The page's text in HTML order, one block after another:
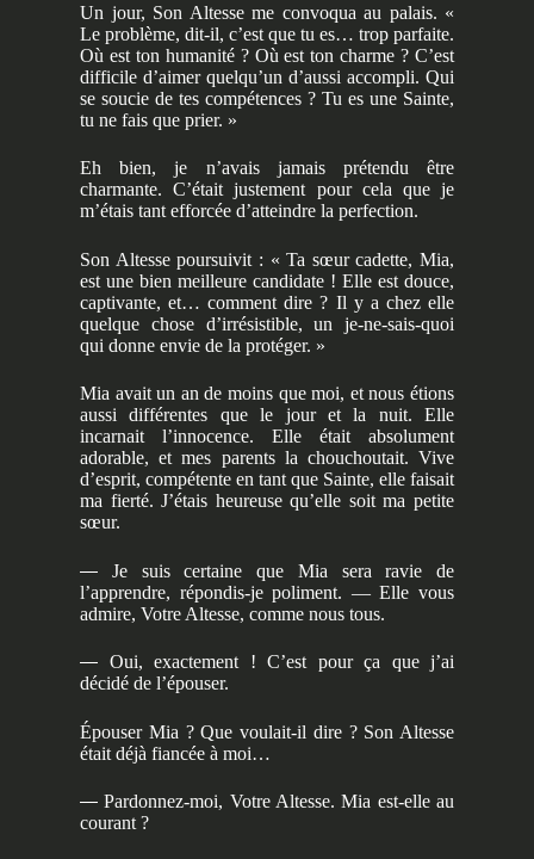
Un jour, Son Altesse me convoqua au palais. «
Le problème, dit-il, c’est que tu es… trop parfaite.
Où est ton humanité ? Où est ton charme ? C’est
difficile d’aimer quelqu’un d’aussi accompli. Qui
se soucie de tes compétences ? Tu es une Sainte,
tu ne fais que prier. »
Eh bien, je n’avais jamais prétendu être
charmante. C’était justement pour cela que je
m’étais tant efforcée d’atteindre la perfection.
Son Altesse poursuivit : « Ta sœur cadette, Mia,
est une bien meilleure candidate ! Elle est douce,
captivante, et… comment dire ? Il y a chez elle
quelque chose d’irrésistible, un je-ne-sais-quoi
qui donne envie de la protéger. »
Mia avait un an de moins que moi, et nous étions
aussi différentes que le jour et la nuit. Elle
incarnait l’innocence. Elle était absolument
adorable, et mes parents la chouchoutait. Vive
d’esprit, compétente en tant que Sainte, elle faisait
ma fierté. J’étais heureuse qu’elle soit ma petite
sœur.
— Je suis certaine que Mia sera ravie de
l’apprendre, répondis-je poliment. — Elle vous
admire, Votre Altesse, comme nous tous.
— Oui, exactement ! C’est pour ça que j’ai
décidé de l’épouser.
Épouser Mia ? Que voulait-il dire ? Son Altesse
était déjà fiancée à moi…
—Pardonnez-moi, Votre Altesse. Mia est-elle au
courant ?